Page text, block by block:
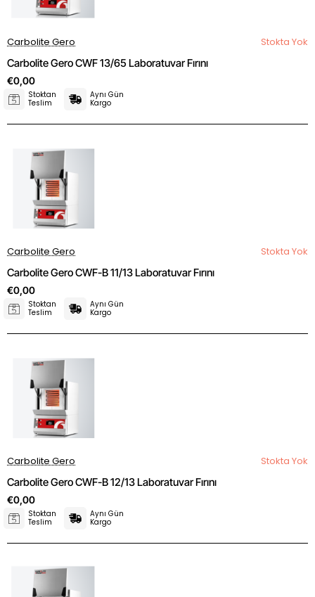
Carbolite Gero
Stokta Yok
Carbolite Gero CWF 13/65 Laboratuvar Fırını
€0,00
Stoktan
Teslim
Aynı Gün
Kargo
Carbolite Gero
Stokta Yok
Carbolite Gero CWF-B 11/13 Laboratuvar Fırını
€0,00
Stoktan
Teslim
Aynı Gün
Kargo
Carbolite Gero
Stokta Yok
Carbolite Gero CWF-B 12/13 Laboratuvar Fırını
€0,00
Stoktan
Teslim
Aynı Gün
Kargo